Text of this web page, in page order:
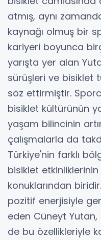
atmış, aynı
kaynağı olmuş bir
kariyeri boyunca
yarışta yer alan
sürüşleri ve bisiklet
söz ettirmiştir.
bisiklet kültürünün
yaşam bilincinin
çalışmalarla da
Türkiye'nin farklı
bisiklet
konuklarından
pozitif enerjisiyle
eden Cüneyt Yutan,
de bu özellikleriyle